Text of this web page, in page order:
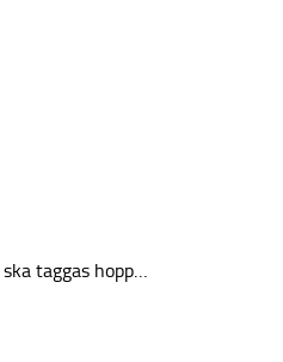
taggas hopp…